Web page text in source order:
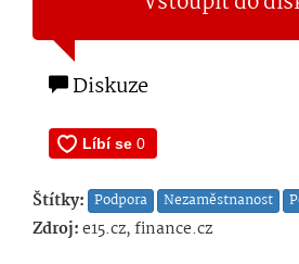
Diskuze
Štítky: Podpora Nezaměstnanost
Zdroj:e15.cz, finance.cz